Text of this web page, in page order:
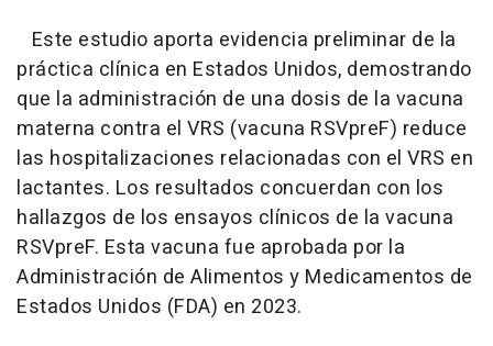
Este estudio aporta evidencia preliminar de la
práctica clínica en Estados Unidos, demostrando
que la administración de una dosis de la vacuna
materna contra el VRS (vacuna RSVpreF) reduce
las hospitalizaciones relacionadas con el VRS en
lactantes. Los resultados concuerdan con los
hallazgos de los ensayos clínicos de la vacuna
RSVpreF. Esta vacuna fue aprobada por la
Administración de Alimentos y Medicamentos de
Estados Unidos (FDA) en 2023.